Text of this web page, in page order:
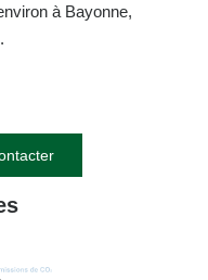
à Bayonne,